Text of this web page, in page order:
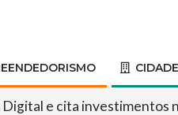
Primary
e cita investimentos